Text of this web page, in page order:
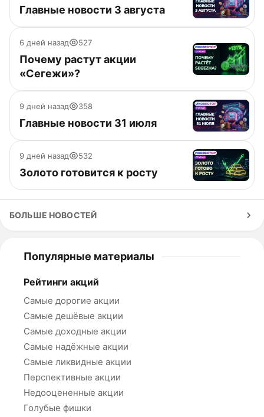
Главные новости 3 августа
6 дней назад 527
Почему растут акции
«Сегежи»?
9 дней назад 358
Главные новости 31 июля
9 дней назад 532
Золото готовится к росту
БОЛЬШЕ НОВОСТЕЙ
Популярные материалы
Рейтинги акций
Самые дорогие акции
Самые дешёвые акции
Самые доходные акции
Самые надёжные акции
Самые ликвидные акции
Перспективные акции
Недооцененные акции
Голубые фишки